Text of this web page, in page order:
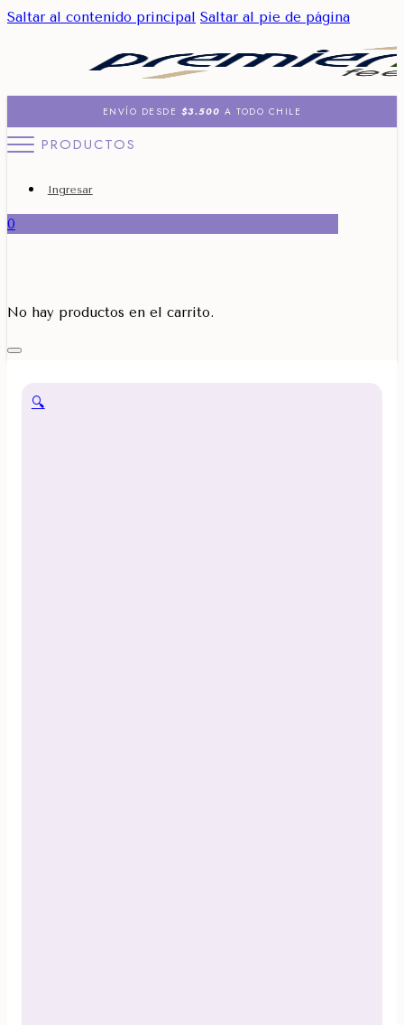
Saltar al contenido principal Saltar al pie de página
ENVÍO DESDE $3.500 A TODO CHILE
PRODUCTOS
Ingresar
0
No hay productos en el carrito.
🔍